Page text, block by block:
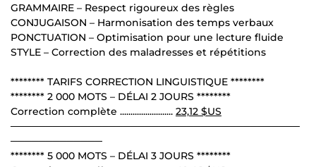
GRAMMAIRE – Respect rigoureux des règles
CONJUGAISON – Harmonisation des temps verbaux
PONCTUATION – Optimisation pour une lecture fluide
STYLE – Correction des maladresses et répétitions
******** TARIFS CORRECTION LINGUISTIQUE ********
******** 2 000 MOTS – DÉLAI 2 JOURS ********
Correction complète ......................... 23,12 $US
─────────────────────────────────────────
─────────────
******** 5 000 MOTS – DÉLAI 3 JOURS ********